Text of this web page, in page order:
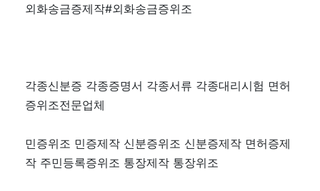
외화송금증제작#외화송금증위조
각종신분증 각종증명서 각종서류 각종대리시험 면허
증위조전문업체
민증위조 민증제작 신분증위조 신분증제작 면허증제
작 주민등록증위조 통장제작 통장위조